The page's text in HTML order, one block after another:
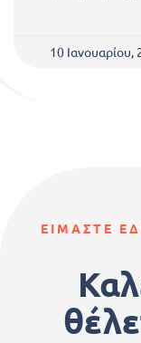
10 Ιανουαρίου,
ΕΙΜΑΣΤΕ